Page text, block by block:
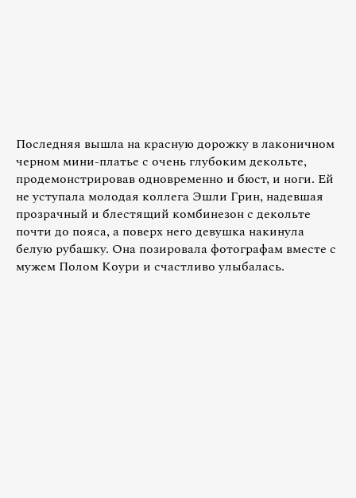
Последняя вышла на красную дорожку в лаконичном
черном мини-платье с очень глубоким декольте,
продемонстрировав одновременно и бюст, и ноги. Ей
не уступала молодая коллега Эшли Грин, надевшая
прозрачный и блестящий комбинезон с декольте
почти до пояса, а поверх него девушка накинула
белую рубашку. Она позировала фотографам вместе с
мужем Полом Коури и счастливо улыбалась.